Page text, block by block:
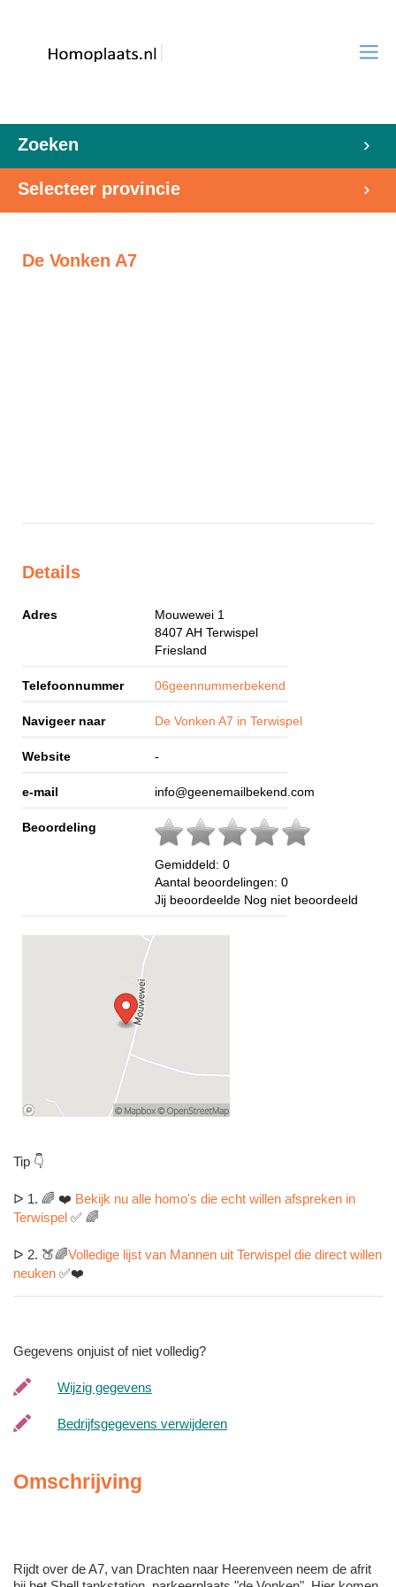
Zoeken
Selecteer provincie
De Vonken A7
Details
Adres
Mouwewei 1
8407 AH Terwispel
Friesland
Telefoonnummer 06geennummerbekend
Navigeer naar De Vonken A7 in Terwispel
Website -
e-mail info@geenemailbekend.com
Beoordeling
Gemiddeld: 0
Aantal beoordelingen: 0
Jij beoordeelde Nog niet beoordeeld
Tip 👇
ᐅ 1. 🌈 ❤️ Bekijk nu alle homo's die echt willen afspreken in
Terwispel ✅ 🌈
ᐅ 2. 🍑🌈Volledige lijst van Mannen uit Terwispel die direct willen
neuken ✅❤️
Gegevens onjuist of niet volledig?
Wijzig gegevens
Bedrijfsgegevens verwijderen
Omschrijving
Rijdt over de A7, van Drachten naar Heerenveen neem de afrit